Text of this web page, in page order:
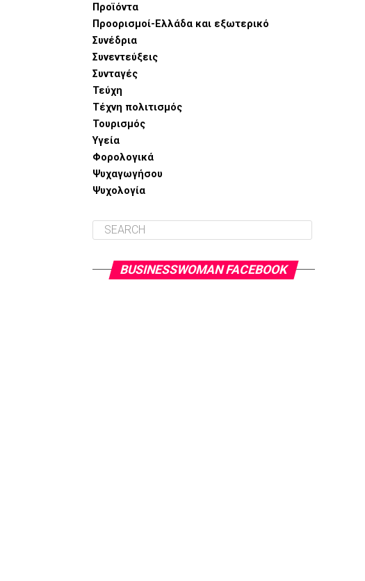
Προϊόντα
Προορισμοί-Ελλάδα και εξωτερικό
Συνέδρια
Συνεντεύξεις
Συνταγές
Τεύχη
Τέχνη πολιτισμός
Τουρισμός
Υγεία
Φορολογικά
Ψυχαγωγήσου
Ψυχολογία
BUSINESSWOMAN FACEBOOK